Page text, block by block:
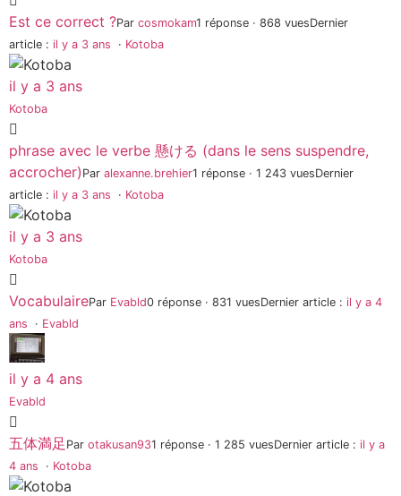
Est ce correct ?Par cosmokam1 réponse · 868 vuesDernier
article : il y a 3 ans · Kotoba
il y a 3 ans
Kotoba
phrase avec le verbe 懸ける (dans le sens suspendre,
accrocher) Par alexanne.brehier1 réponse · 1 243 vuesDernier
article : il y a 3 ans · Kotoba
il y a 3 ans
Kotoba
VocabulairePar Evabld0 réponse · 831 vuesDernier article : il y a 4
ans
· Evabld
il y a 4 ans
Evabld
五体満足 Par otakusan931 réponse · 1 285 vuesDernier article : il y a
4 ans
· Kotoba